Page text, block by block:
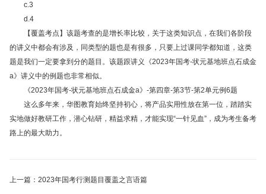
c.3
d.4
【覆盖考点】该题考查的是增长率比较，关于这类知识点，在我们各阶段
的讲义中都会有涉及，同类型的题也是有很多，只要上过课同学都知道，这类
题是我们一定要拿到分的题目。该题跟讲义
《2023年国考-状元基地班点石成金
a》 讲义中的例题也非常相似。
《2023年国考-状元基地班点石成金a》 -第四章-第3节-第2单元例6题
这么多年来，华图教育始终坚持初心，将产品实用性放在第一位，踏踏实
实地做好教研工作，潜心钻研，精益求精，才能实现“一针见血”，成为考生备考
路上的最大助力。
上一篇：2023年国考行测题目覆盖之言语篇